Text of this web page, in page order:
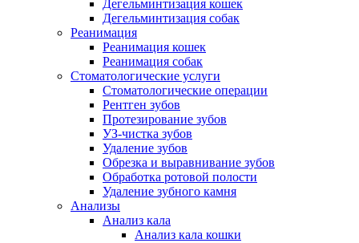
Дегельминтизация кошек
Дегельминтизация собак
Реанимация
Реанимация кошек
Реанимация собак
Стоматологические услуги
Стоматологические операции
Рентген зубов
Протезирование зубов
УЗ-чистка зубов
Удаление зубов
Обрезка и выравнивание зубов
Обработка ротовой полости
Удаление зубного камня
Анализы
Анализ кала
Анализ кала кошки